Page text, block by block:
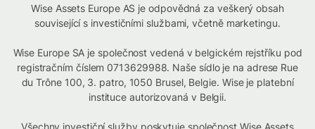
Wise Assets Europe AS je odpovědná za veškerý obsah
související s investičními službami, včetně marketingu.
Wise Europe SA je společnost vedená v belgickém rejstříku pod
registračním číslem 0713629988. Naše sídlo je na adrese Rue
du Trône 100, 3. patro, 1050 Brusel, Belgie. Wise je platební
instituce autorizovaná v Belgii.
Všechny investiční služby poskytuje společnost Wise Assets